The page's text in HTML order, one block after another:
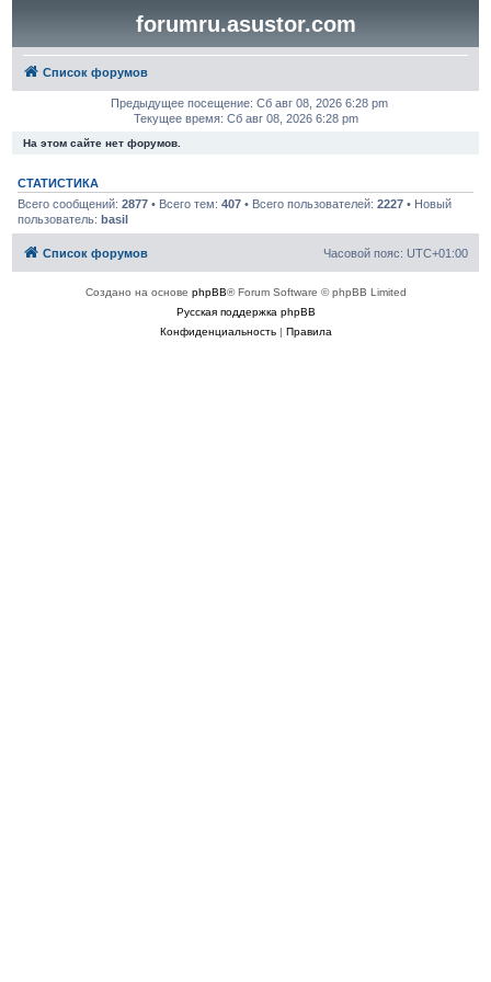
forumru.asustor.com
Список форумов
Предыдущее посещение: Сб авг 08, 2026 6:28 pm
Текущее время: Сб авг 08, 2026 6:28 pm
На этом сайте нет форумов.
СТАТИСТИКА
Всего сообщений: 2877• Всего тем: 407• Всего пользователей: 2227• Новый
пользователь: basil
Список форумов Часовой пояс: UTC+01:00
Создано на основе phpBB® Forum Software © phpBB Limited
Русская поддержка phpBB
Конфиденциальность| Правила